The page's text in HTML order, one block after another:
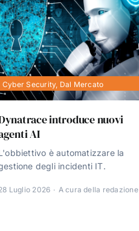
Cyber Security, Dal Mercato
introduce nuovi
AI
è automatizzare la
degli incidenti IT.
Luglio 2026 · A cura della redazione